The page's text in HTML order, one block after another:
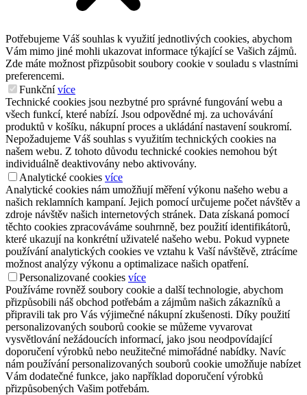
Potřebujeme Váš souhlas k využití jednotlivých cookies, abychom
Vám mimo jiné mohli ukazovat informace týkající se Vašich zájmů.
Zde máte možnost přizpůsobit soubory cookie v souladu s vlastními
preferencemi.
Funkční více
Technické cookies jsou nezbytné pro správné fungování webu a
všech funkcí, které nabízí. Jsou odpovědné mj. za uchovávání
produktů v košíku, nákupní proces a ukládání nastavení soukromí.
Nepožadujeme Váš souhlas s využitím technických cookies na
našem webu. Z tohoto důvodu technické cookies nemohou být
individuálně deaktivovány nebo aktivovány.
Analytické cookies více
Analytické cookies nám umožňují měření výkonu našeho webu a
našich reklamních kampaní. Jejich pomocí určujeme počet návštěv a
zdroje návštěv našich internetových stránek. Data získaná pomocí
těchto cookies zpracováváme souhrnně, bez použití identifikátorů,
které ukazují na konkrétní uživatelé našeho webu. Pokud vypnete
používání analytických cookies ve vztahu k Vaší návštěvě, ztrácíme
možnost analýzy výkonu a optimalizace našich opatření.
Personalizované cookies více
Používáme rovněž soubory cookie a další technologie, abychom
přizpůsobili náš obchod potřebám a zájmům našich zákazníků a
připravili tak pro Vás výjimečné nákupní zkušenosti. Díky použití
personalizovaných souborů cookie se můžeme vyvarovat
vysvětlování nežádoucích informací, jako jsou neodpovídající
doporučení výrobků nebo neužitečné mimořádné nabídky. Navíc
nám používání personalizovaných souborů cookie umožňuje nabízet
Vám dodatečné funkce, jako například doporučení výrobků
přizpůsobených Vašim potřebám.